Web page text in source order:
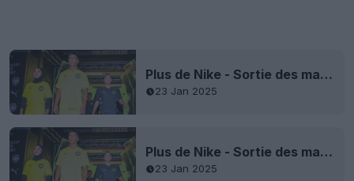
Plus de Nike - Sortie des maillots domicile et extérieur 2025 de Puma pour la Malaisie - Basé sur les maillots de l'équipementier
23 Jan 2025
Plus de Nike - Sortie des maillots domicile et extérieur 2025 de Puma pour la Malaisie - Basé sur les maillots de l'équipementier
23 Jan 2025